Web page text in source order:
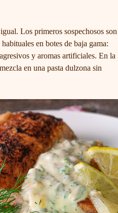
Los primeros sospechosos son
en botes de baja gama:
y aromas artificiales. En la
en una pasta dulzona sin